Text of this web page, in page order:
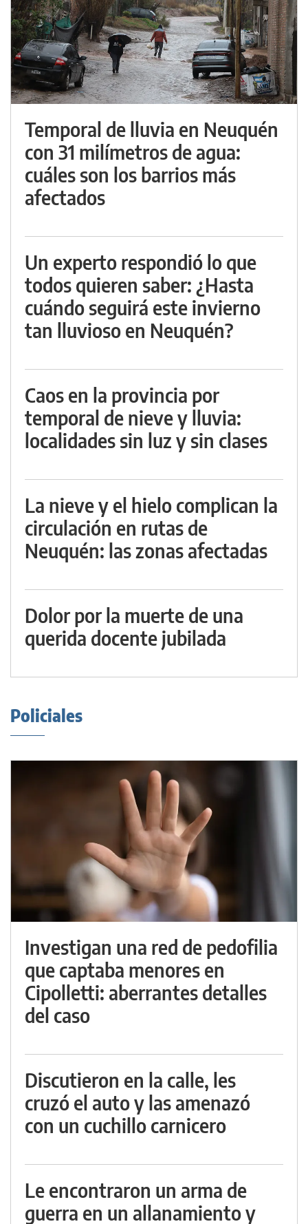
Temporal de lluvia en Neuquén
con 31 milímetros de agua:
cuáles son los barrios más
afectados
Un experto respondió lo que
todos quieren saber: ¿Hasta
cuándo seguirá este invierno
tan lluvioso en Neuquén?
Caos en la provincia por
temporal de nieve y lluvia:
localidades sin luz y sin clases
La nieve y el hielo complican la
circulación en rutas de
Neuquén: las zonas afectadas
Dolor por la muerte de una
querida docente jubilada
Policiales
Investigan una red de pedofilia
que captaba menores en
Cipolletti: aberrantes detalles
del caso
Discutieron en la calle, les
cruzó el auto y las amenazó
con un cuchillo carnicero
Le encontraron un arma de
guerra en un allanamiento y